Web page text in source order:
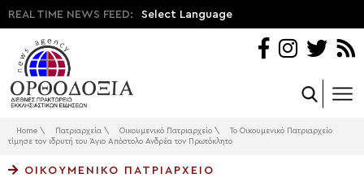
REAL TIME NEWS FEED: Select Language
Home \ Πατριαρχεία \ Οικουμενικό Πατριαρχείο \
Το Οικουμενικό Πατριαρχείο
τίμησε τον ιδρυτή του Άγιο Απόστολο Ανδρέα τον Πρωτόκλητο
ΟΙΚΟΥΜΕΝΙΚΌ ΠΑΤΡΙΑΡΧΕΊΟ